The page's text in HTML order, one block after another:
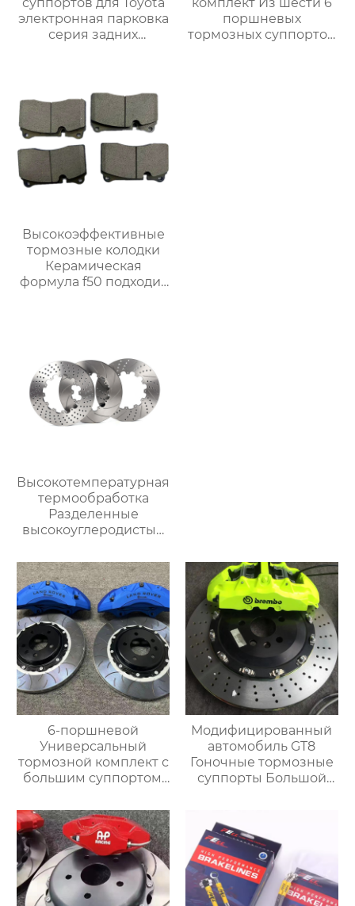
электронная парковка
серия задних
355 380 400
поршневых
тормозных суппортов
Высокоэффективные
тормозные колодки
Керамическая
формула f50 подходит
Высокотемпературная
термообработка
Разделенные
высокоуглеродистые
Модифицированные
тормозные диски
автомобиля Подходит
для
модифицированных
суппортов
6-поршневой
Универсальный
тормозной комплект с
большим суппортом,
Переднее колесо для
Range Rover,
Специальный
тормозной комплект
Модифицированный
автомобиль GT8
Гоночные тормозные
суппорты Большой
тормозным
суппортом для дисков
19 дюймов